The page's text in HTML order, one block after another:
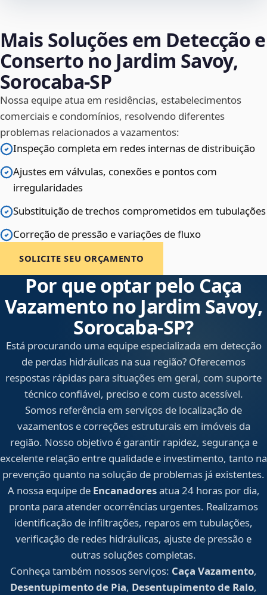
Mais Soluções em Detecção e
Conserto no Jardim Savoy,
Sorocaba‑SP
Nossa equipe atua em residências, estabelecimentos
comerciais e condomínios, resolvendo diferentes
problemas relacionados a vazamentos:
Inspeção completa em redes internas de distribuição
Ajustes em válvulas, conexões e pontos com
irregularidades
Substituição de trechos comprometidos em tubulações
Correção de pressão e variações de fluxo
SOLICITE SEU ORÇAMENTO
Por que optar pelo Caça
Vazamento no Jardim Savoy,
Sorocaba‑SP?
Está procurando uma equipe especializada em detecção
de perdas hidráulicas na sua região? Oferecemos
respostas rápidas para situações em geral, com suporte
técnico confiável, preciso e com custo acessível.
Somos referência em serviços de localização de
vazamentos e correções estruturais em imóveis da
região. Nosso objetivo é garantir rapidez, segurança e
excelente relação entre qualidade e investimento, tanto na
prevenção quanto na solução de problemas já existentes.
A nossa equipe de Encanadoresatua 24 horas por dia,
pronta para atender ocorrências urgentes. Realizamos
identificação de infiltrações, reparos em tubulações,
verificação de redes hidráulicas, ajuste de pressão e
outras soluções completas.
Conheça também nossos serviços: Caça Vazamento,
Desentupimento de Pia, Desentupimento de Ralo,